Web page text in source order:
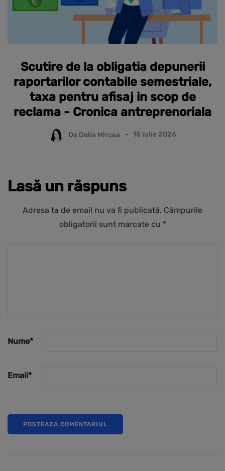
Scutire de la obligatia depunerii
raportarilor contabile semestriale,
taxa pentru afisaj in scop de
reclama - Cronica antreprenoriala
De Delia Mircea 15 iulie 2026
Lasă un răspuns
Adresa ta de email nu va fi publicată. Câmpurile
obligatorii sunt marcate cu *
Nume*
Email*